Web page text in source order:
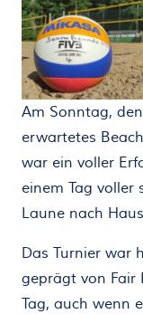
Am Sonntag,
erwartetes
war ein voller
einem Tag voller
Laune nach
Das Turnier war
geprägt von Fair
Tag, auch wenn